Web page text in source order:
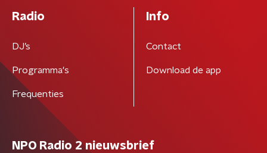
Radio
DJ’s
Programma's
Frequenties
Info
Contact
Download de app
NPO Radio 2 nieuwsbrief